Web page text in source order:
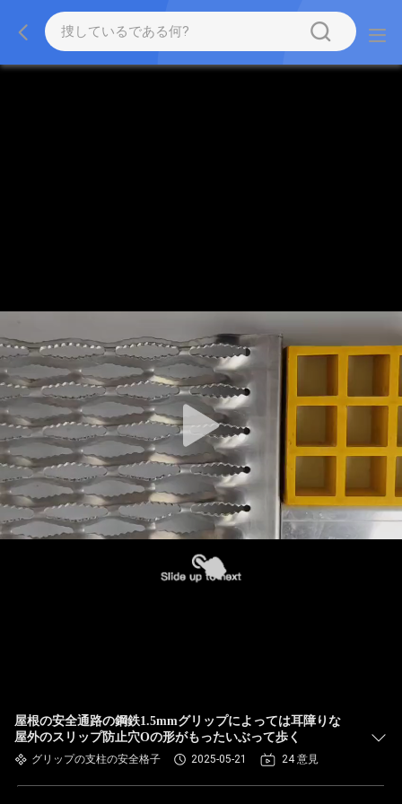
屋根の安全通路の鋼鉄1.5mmグリップによっては耳障りな
屋外のスリップ防止穴Oの形がもったいぶって歩く
グリップの支柱の安全格子 2025-05-21 24 意見